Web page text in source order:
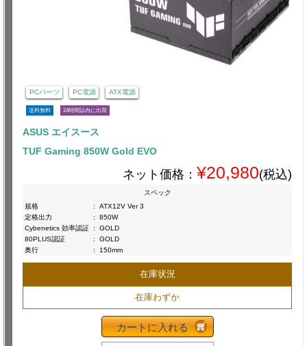
PCパーツ PC電源 ATX電源
送料無料 24時間以内に出荷
ASUS エイスース
TUF Gaming 850W Gold EVO
ネット価格： ¥20,980(税込)
スペック
規格
:
ATX12V Ver 3
定格出力
:
850W
Cybenetics 効率認証 :
GOLD
80PLUS認証
:
GOLD
奥行
: 150mm
在庫状況
在庫わずか
カートに入れる